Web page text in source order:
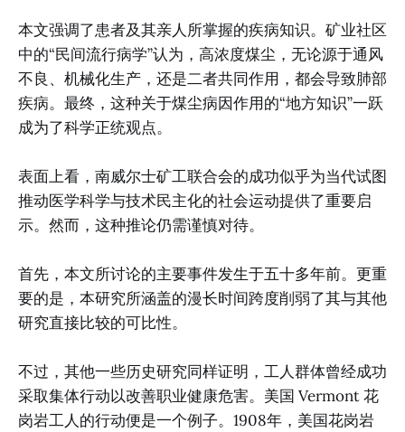
本文强调了患者及其亲人所掌握的疾病知识。矿业社区
中的“民间流行病学”认为，高浓度煤尘，无论源于通风
不良、机械化生产，还是二者共同作用，都会导致肺部
疾病。最终，这种关于煤尘病因作用的“地方知识”一跃
成为了科学正统观点。
表面上看，南威尔士矿工联合会的成功似乎为当代试图
推动医学科学与技术民主化的社会运动提供了重要启
示。然而，这种推论仍需谨慎对待。
首先，本文所讨论的主要事件发生于五十多年前。更重
要的是，本研究所涵盖的漫长时间跨度削弱了其与其他
研究直接比较的可比性。
不过，其他一些历史研究同样证明，工人群体曾经成功
采取集体行动以改善职业健康危害。美国 Vermont 花
岗岩工人的行动便是一个例子。1908年，美国花岗岩